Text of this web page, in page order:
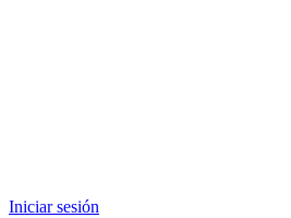
Iniciar sesión